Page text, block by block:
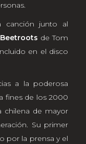
canción junto al
de Tom
en el disco
a la poderosa
fines de los 2000
chilena de mayor
Su primer
por la prensa y el